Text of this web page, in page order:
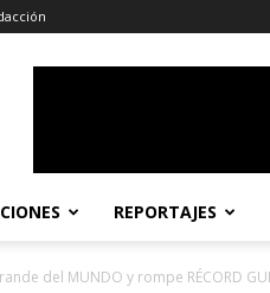
REPORTAJES
del MUNDO y rompe RÉCORD